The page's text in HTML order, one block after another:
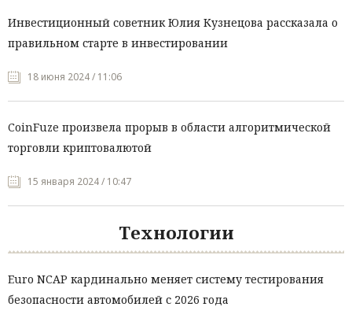
Инвестиционный советник Юлия Кузнецова рассказала о
правильном старте в инвестировании
18 июня 2024 / 11:06
CoinFuze произвела прорыв в области алгоритмической
торговли криптовалютой
15 января 2024 / 10:47
Технологии
Euro NCAP кардинально меняет систему тестирования
безопасности автомобилей с 2026 года